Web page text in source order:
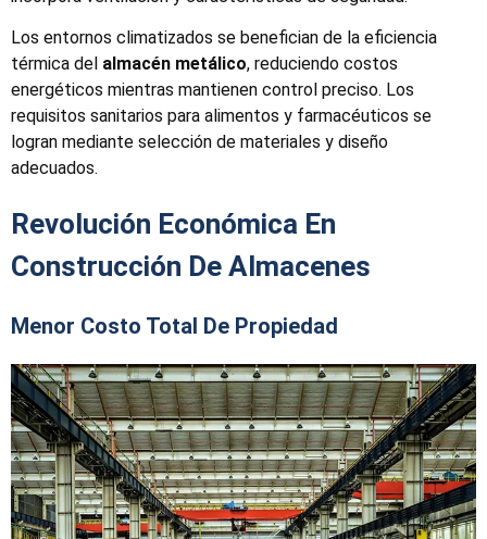
Los entornos climatizados se benefician de la eficiencia
térmica del almacén metálico, reduciendo costos
energéticos mientras mantienen control preciso. Los
requisitos sanitarios para alimentos y farmacéuticos se
logran mediante selección de materiales y diseño
adecuados.
Revolución Económica En
Construcción De Almacenes
Menor Costo Total De Propiedad